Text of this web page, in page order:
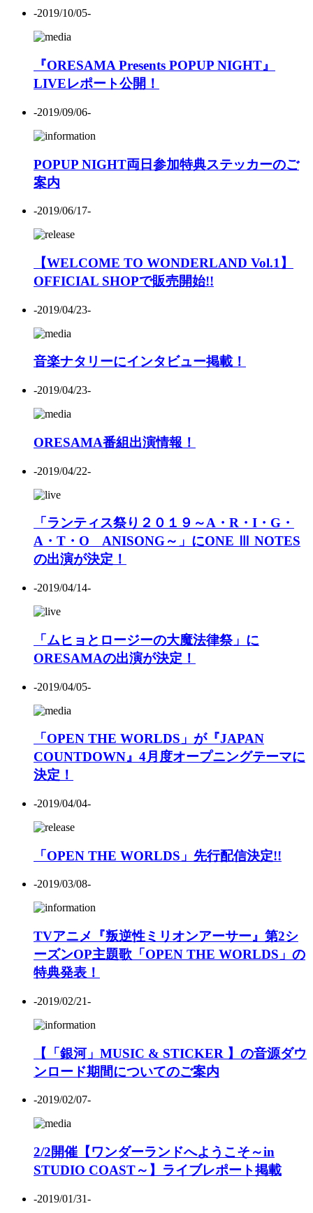
-2019/10/05-
『ORESAMA Presents POPUP NIGHT』
LIVEレポート公開！
-2019/09/06-
POPUP NIGHT両日参加特典ステッカーのご
案内
-2019/06/17-
【WELCOME TO WONDERLAND Vol.1】
OFFICIAL SHOPで販売開始!!
-2019/04/23-
音楽ナタリーにインタビュー掲載！
-2019/04/23-
ORESAMA番組出演情報！
-2019/04/22-
「ランティス祭り２０１９～A・R・I・G・
A・T・O ANISONG～」にONE Ⅲ NOTES
の出演が決定！
-2019/04/14-
「ムヒョとロージーの大魔法律祭」に
ORESAMAの出演が決定！
-2019/04/05-
「OPEN THE WORLDS」が『JAPAN
COUNTDOWN』4月度オープニングテーマに
決定！
-2019/04/04-
「OPEN THE WORLDS」先行配信決定!!
-2019/03/08-
TVアニメ『叛逆性ミリオンアーサー』第2シ
ーズンOP主題歌「OPEN THE WORLDS」の
特典発表！
-2019/02/21-
【「銀河」MUSIC & STICKER 】の音源ダウ
ンロード期間についてのご案内
-2019/02/07-
2/2開催【ワンダーランドへようこそ～in
STUDIO COAST～】ライブレポート掲載
-2019/01/31-